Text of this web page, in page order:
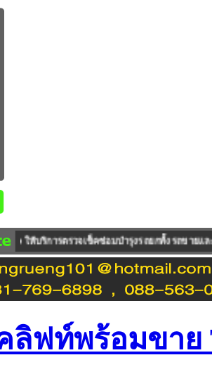
เช็คซ่อมบำรุงรถยกทั้งรถขายและรถเช่า ซึ่
ลิฟท์พร้อมขาย